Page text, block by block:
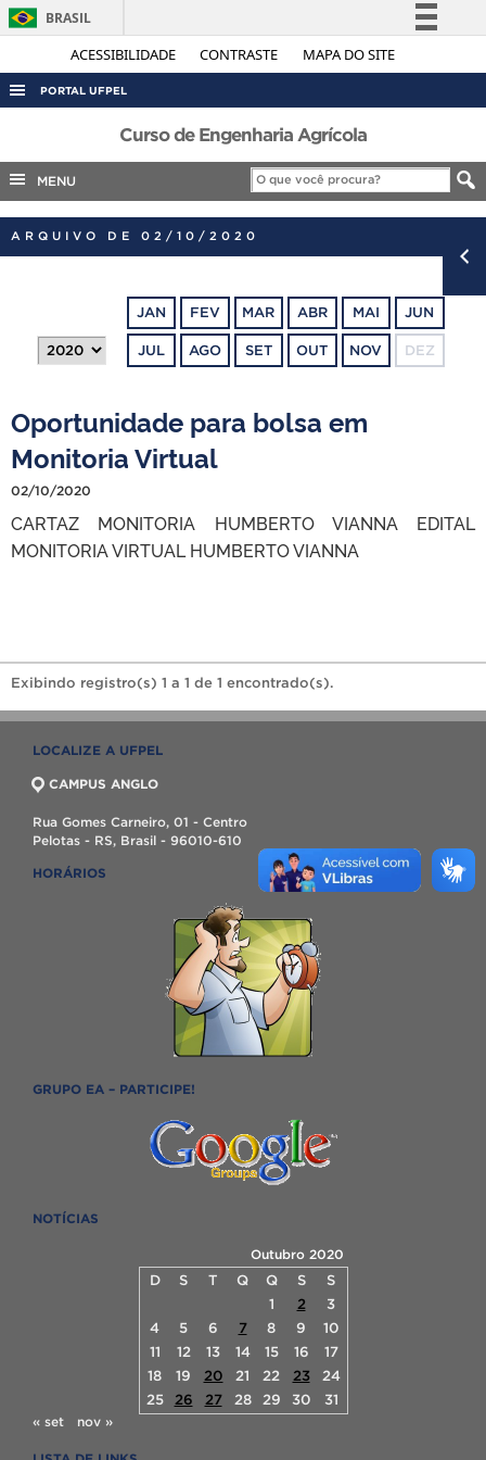
ACESSIBILIDADE CONTRASTE MAPA DO SITE
BRASIL
Simplifique!
Acesso à informação
Legislação
Canais
PORTAL UFPEL
ACESSO À INFORMAÇÃO
AUDITORIA
COBALTO
CONCURSOS
OUVIDORIA
TELEFONES
Curso de Engenharia Agrícola
MENU
ARQUIVO DE 02/10/2020
JAN FEV MAR ABR MAI JUN
JUL AGO SET OUT NOV DEZ
Oportunidade para bolsa em
Monitoria Virtual
02/10/2020
CARTAZ MONITORIA HUMBERTO VIANNA EDITAL
MONITORIA VIRTUAL HUMBERTO VIANNA
Exibindo registro(s) 1 a 1 de 1 encontrado(s).
LOCALIZE A UFPEL
CAMPUS ANGLO
Rua Gomes Carneiro, 01 - Centro
Pelotas - RS, Brasil - 96010-610
HORÁRIOS
GRUPO EA – PARTICIPE!
NOTÍCIAS
Outubro 2020
D S T Q Q S
S
1
2
3
4
5 6 7 8 9
10
11
12 13 14 15 16
17
18
19 20 21 22 23
24
25
26 27 28 29 30 31
« set nov »